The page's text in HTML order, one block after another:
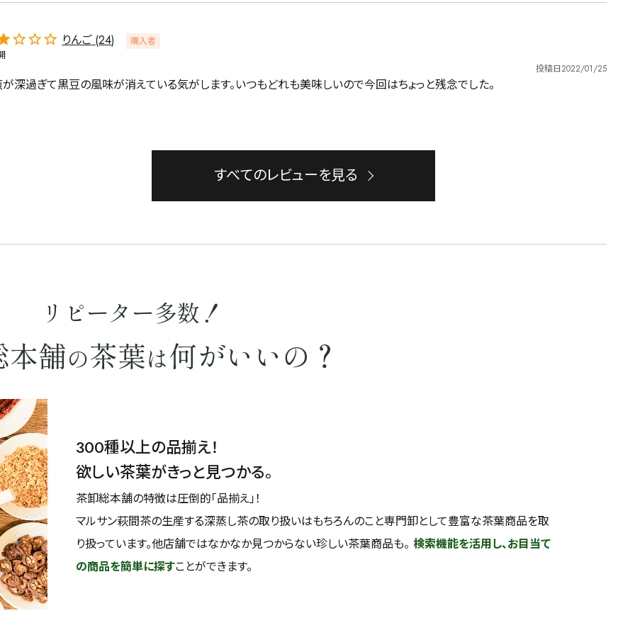
りんご 24
購入者
投稿日2022/01/25
深過ぎて黒豆の風味が消えている気がします。いつもどれも美味しいので今回はちょっと残念でした。
すべてのレビューを見る
リピーター多数！
本舗の茶葉は何がいいの？
300種以上の品揃え！
欲しい茶葉がきっと見つかる。
茶卸総本舗の特徴は圧倒的「品揃え」！
マルサン萩間茶の生産する深蒸し茶の取り扱いはもちろんのこと専門卸として豊富な茶葉商品を取
り扱っています。他店舗ではなかなか見つからない珍しい茶葉商品も。検索機能を活用し、お目当て
の商品を簡単に探すことができます。